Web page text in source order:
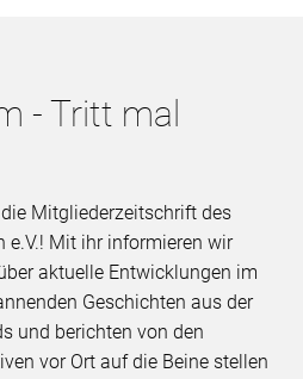
- Tritt mal
Mitgliederzeitschrift des
e.V.! Mit ihr informieren wir
aktuelle Entwicklungen im
Geschichten aus der
und berichten von den
vor Ort auf die Beine stellen